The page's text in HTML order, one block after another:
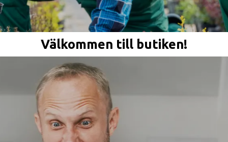
Välkommen till butiken!